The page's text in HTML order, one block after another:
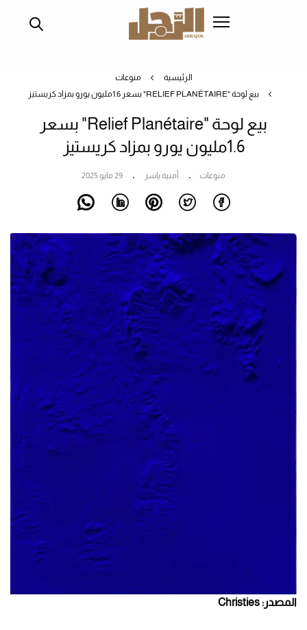
الرئيسية
منوعات
بيع لوحة "RELIEF PLANÉTAIRE" بسعر 1.6مليون يورو بمزاد كريستيز
بيع لوحة "Relief Planétaire" بسعر
1.6مليون يورو بمزاد كريستيز
منوعات أمنية ياسر 29 مايو 2025
المصدر: Christies